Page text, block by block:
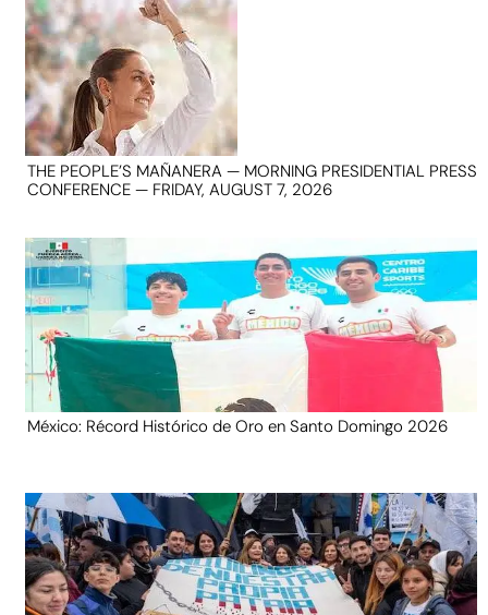
THE PEOPLE’S MAÑANERA — MORNING PRESIDENTIAL PRESS
CONFERENCE — FRIDAY, AUGUST 7, 2026
México: Récord Histórico de Oro en Santo Domingo 2026